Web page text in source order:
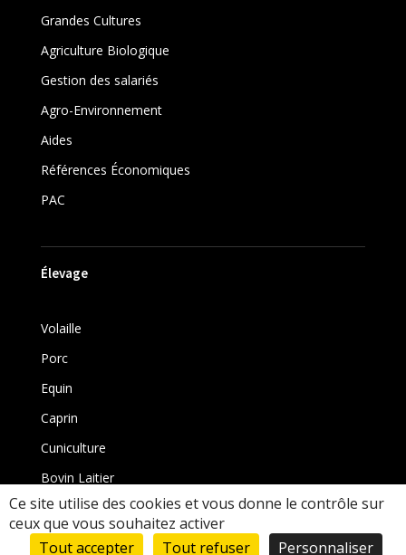
Grandes Cultures
Agriculture Biologique
Gestion des salariés
Agro-Environnement
Aides
Références Économiques
PAC
Élevage
Volaille
Porc
Equin
Caprin
Cuniculture
Bovin Laitier
Bovin
Ce site utilise des cookies et vous donne le contrôle sur
ceux que vous souhaitez activer
Tout accepter
Tout refuser Personnaliser